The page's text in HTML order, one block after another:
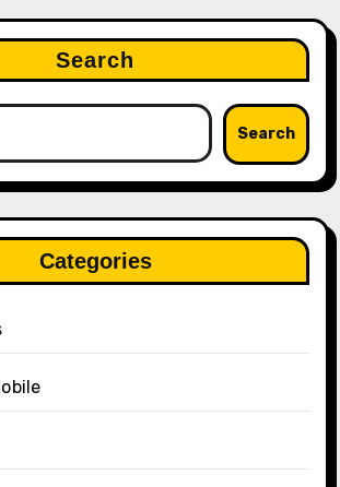
Search
Search
Categories